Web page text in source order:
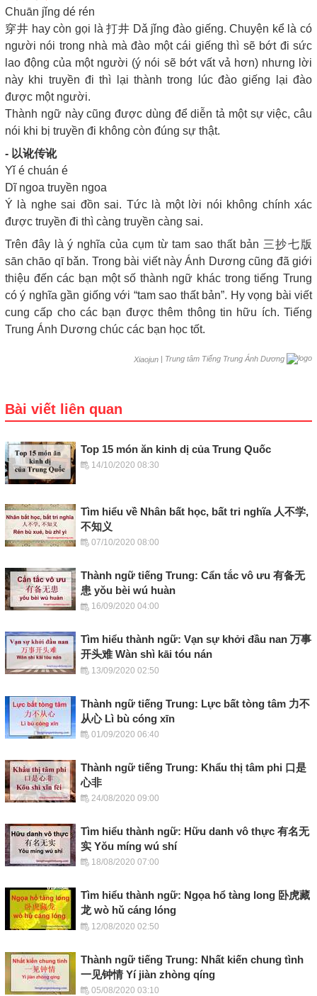
Chuān jǐng dé rén
穿井 hay còn gọi là 打井 Dǎ jǐng đào giếng. Chuyện kể là có
người nói trong nhà mà đào một cái giếng thì sẽ bớt đi sức
lao động của một người (ý nói sẽ bớt vất vả hơn) nhưng lời
này khi truyền đi thì lại thành trong lúc đào giếng lại đào
được một người.
Thành ngữ này cũng được dùng để diễn tả một sự việc, câu
nói khi bị truyền đi không còn đúng sự thật.
- 以讹传讹
Yǐ é chuán é
Dĩ ngoa truyền ngoa
Ý là nghe sai đồn sai. Tức là một lời nói không chính xác
được truyền đi thì càng truyền càng sai.
Trên đây là ý nghĩa của cụm từ tam sao thất bản 三抄七版
sān chāo qī bǎn. Trong bài viết này Ánh Dương cũng đã giới
thiệu đến các bạn một số thành ngữ khác trong tiếng Trung
có ý nghĩa gần giống với “tam sao thất bản”. Hy vọng bài viết
cung cấp cho các bạn được thêm thông tin hữu ích. Tiếng
Trung Ánh Dương chúc các bạn học tốt.
Xiaojun Trung tâm Tiếng Trung Ánh Dương
Bài viết liên quan
Top 15 món ăn kinh dị của Trung Quốc
14/10/2020 08:30
Tìm hiểu về Nhân bất học, bất tri nghĩa 人不学,
不知义
07/10/2020 08:00
Thành ngữ tiếng Trung: Cẩn tắc vô ưu 有备无
患 yǒu bèi wú huàn
16/09/2020 04:00
Tìm hiểu thành ngữ: Vạn sự khởi đầu nan 万事
开头难 Wàn shì kāi tóu nán
13/09/2020 02:50
Thành ngữ tiếng Trung: Lực bất tòng tâm 力不
从心 Lì bù cóng xīn
01/09/2020 06:40
Thành ngữ tiếng Trung: Khẩu thị tâm phi 口是
心非
24/08/2020 09:00
Tìm hiểu thành ngữ: Hữu danh vô thực 有名无
实 Yǒu míng wú shí
18/08/2020 07:00
Tìm hiểu thành ngữ: Ngọa hổ tàng long 卧虎藏
龙 wò hǔ cáng lóng
12/08/2020 02:50
Thành ngữ tiếng Trung: Nhất kiến chung tình
一见钟情 Yí jiàn zhòng qíng
05/08/2020 03:10